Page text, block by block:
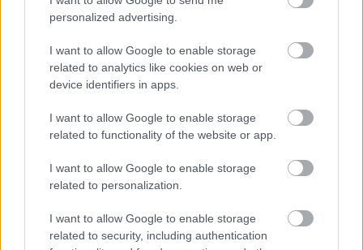
personalized advertising.
I want to allow Google to enable storage
related to analytics like cookies on web or
device identifiers in apps.
I want to allow Google to enable storage
related to functionality of the website or app.
I want to allow Google to enable storage
related to personalization.
I want to allow Google to enable storage
related to security, including authentication
milyen névről utaltál.
________________
Paypal:
Küldj 3900 Ft-ot a kellebotond@gmail.com-ra és a
megjegyzésbe írd be a neved és az emailcímed.
________________
Please transfer 13 Euros (or as many times 13 eur as